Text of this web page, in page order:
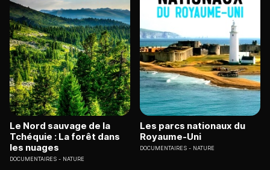
Le Nord sauvage de la
Tchéquie : La forêt dans
les nuages
DOCUMENTAIRES NATURE
Les parcs nationaux du
Royaume-Uni
DOCUMENTAIRES NATURE